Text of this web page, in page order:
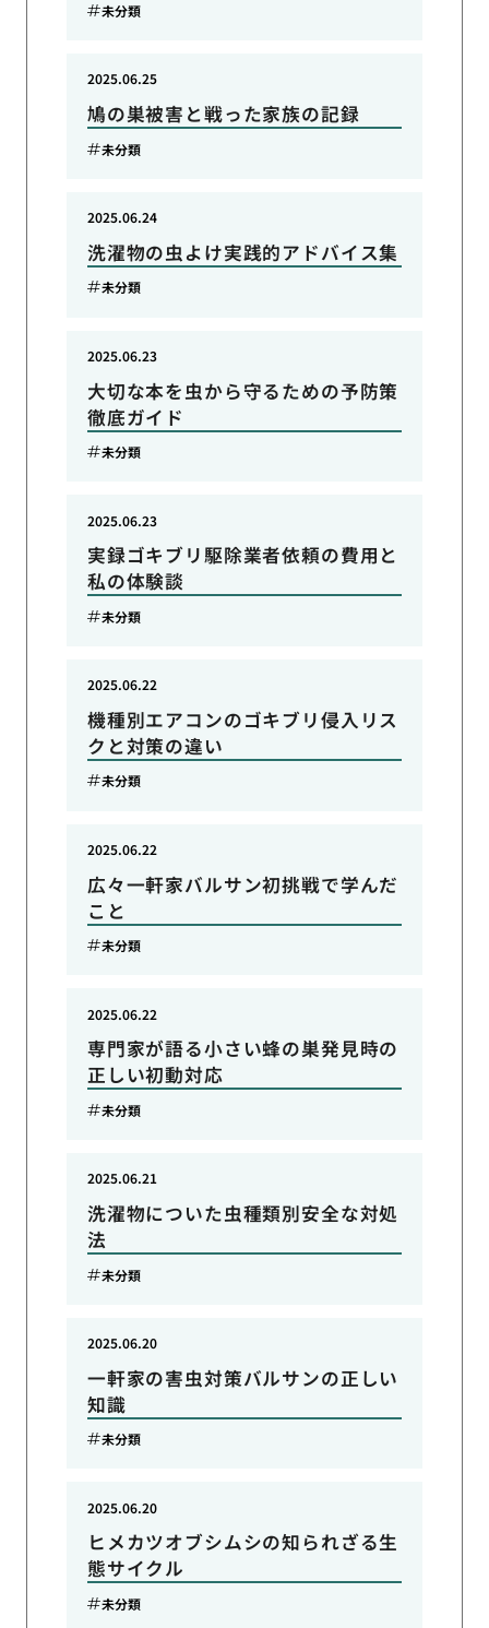
未分類
鳩の巣被害と戦った家族の記録
2025.06.25
未分類
洗濯物の虫よけ実践的アドバイス集
2025.06.24
未分類
大切な本を虫から守るための予防策
徹底ガイド
2025.06.23
未分類
実録ゴキブリ駆除業者依頼の費用と
私の体験談
2025.06.23
未分類
機種別エアコンのゴキブリ侵入リス
クと対策の違い
2025.06.22
未分類
広々一軒家バルサン初挑戦で学んだ
こと
2025.06.22
未分類
専門家が語る小さい蜂の巣発見時の
正しい初動対応
2025.06.22
未分類
洗濯物についた虫種類別安全な対処
法
2025.06.21
未分類
一軒家の害虫対策バルサンの正しい
知識
2025.06.20
未分類
ヒメカツオブシムシの知られざる生
態サイクル
2025.06.20
未分類